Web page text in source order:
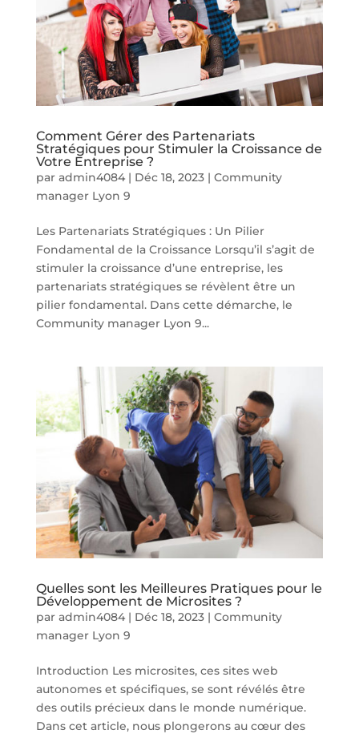
Comment Gérer des Partenariats
Stratégiques pour Stimuler la Croissance de
Votre Entreprise ?
par admin4084| Déc 18, 2023| Community
manager Lyon 9
Les Partenariats Stratégiques : Un Pilier
Fondamental de la Croissance Lorsqu’il s’agit de
stimuler la croissance d’une entreprise, les
partenariats stratégiques se révèlent être un
pilier fondamental. Dans cette démarche, le
Community manager Lyon 9...
Quelles sont les Meilleures Pratiques pour le
Développement de Microsites ?
par admin4084| Déc 18, 2023| Community
manager Lyon 9
Introduction Les microsites, ces sites web
autonomes et spécifiques, se sont révélés être
des outils précieux dans le monde numérique.
Dans cet article, nous plongerons au cœur des